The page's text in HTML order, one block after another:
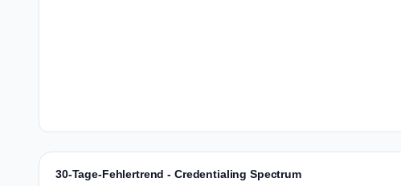
30-Tage-Fehlertrend - Credentialing Spectrum